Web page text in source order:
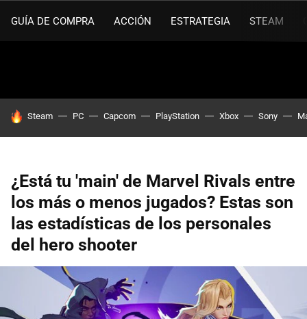
GUÍA DE COMPRA ACCIÓN ESTRATEGIA STEAM
HOY SE HABLA DE
Steam PC Capcom PlayStation Xbox Sony
¿Está tu 'main' de Marvel Rivals entre
los más o menos jugados? Estas son
las estadísticas de los personales
del hero shooter